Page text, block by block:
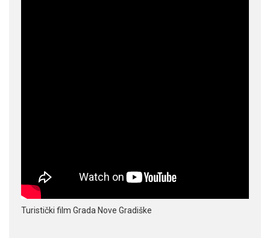
Turistički film Grada Nove Gradiške